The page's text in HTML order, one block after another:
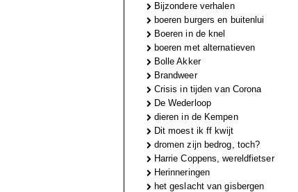
Bijzondere verhalen
boeren burgers en buitenlui
Boeren in de knel
boeren met alternatieven
Bolle Akker
Brandweer
Crisis in tijden van Corona
De Wederloop
dieren in de Kempen
Dit moest ik ff kwijt
dromen zijn bedrog, toch?
Harrie Coppens, wereldfietser
Herinneringen
het geslacht van gisbergen